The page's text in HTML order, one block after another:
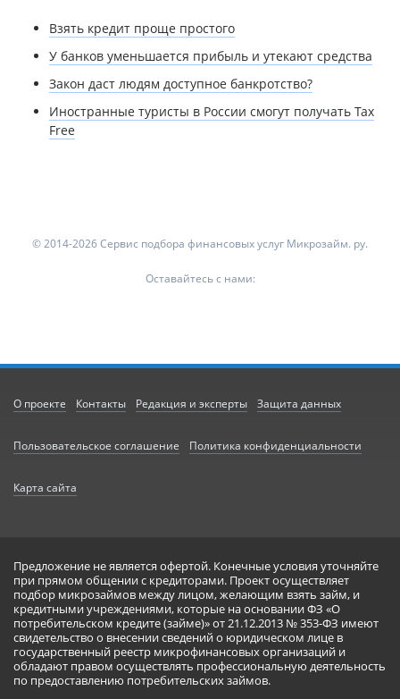
Взять кредит проще простого
У банков уменьшается прибыль и утекают средства
Закон даст людям доступное банкротство?
Иностранные туристы в России смогут получать Tax
Free
© 2014-2026 Сервис подбора финансовых услуг Микрозайм. ру.
Оставайтесь с нами:
О проекте Контакты Редакция и эксперты Защита данных
Пользовательское соглашение Политика конфиденциальности
Карта сайта
Предложение не является офертой. Конечные условия уточняйте
при прямом общении с кредиторами. Проект осуществляет
подбор микрозаймов между лицом, желающим взять займ, и
кредитными учреждениями, которые на основании ФЗ «О
потребительском кредите (займе)» от 21.12.2013 № 353-ФЗ имеют
свидетельство о внесении сведений о юридическом лице в
государственный реестр микрофинансовых организаций и
обладают правом осуществлять профессиональную деятельность
по предоставлению потребительских займов.